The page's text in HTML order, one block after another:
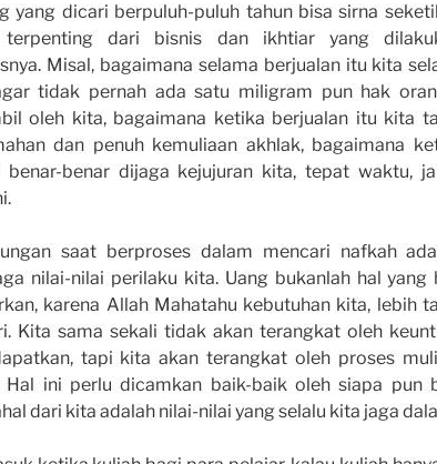
yang dicari berpuluh-puluh tahun bisa sirna
terpenting dari bisnis dan ikhtiar yang
Misal, bagaimana selama berjualan itu kita
tidak pernah ada satu miligram pun hak
oleh kita, bagaimana ketika berjualan itu kita
dan penuh kemuliaan akhlak, bagaimana
benar-benar dijaga kejujuran kita, tepat waktu,
saat berproses dalam mencari nafkah
nilai-nilai perilaku kita. Uang bukanlah hal yang
karena Allah Mahatahu kebutuhan kita, lebih
Kita sama sekali tidak akan terangkat oleh
tapi kita akan terangkat oleh proses
Hal ini perlu dicamkan baik-baik oleh siapa pun
dari kita adalah nilai-nilai yang selalu kita jaga